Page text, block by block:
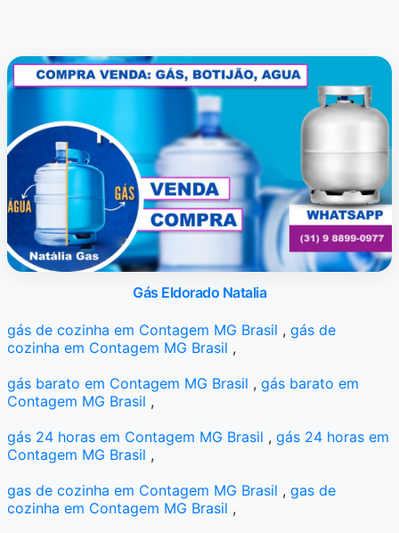
Gás Eldorado Natalia
gás de cozinha em Contagem MG Brasil ,gás de
cozinha em Contagem MG Brasil ,
gás barato em Contagem MG Brasil ,gás barato em
Contagem MG Brasil ,
gás 24 horas em Contagem MG Brasil ,gás 24 horas em
Contagem MG Brasil ,
gas de cozinha em Contagem MG Brasil ,gas de
cozinha em Contagem MG Brasil ,